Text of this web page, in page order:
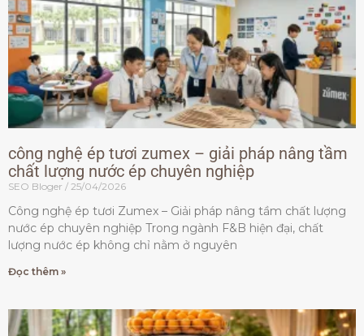
công nghệ ép tươi zumex – giải pháp nâng tầm
chất lượng nước ép chuyên nghiệp
SEO Bloger 25/04/2026
Công nghệ ép tươi Zumex – Giải pháp nâng tầm chất lượng
nước ép chuyên nghiệp Trong ngành F&B hiện đại, chất
lượng nước ép không chỉ nằm ở nguyên
Đọc thêm »